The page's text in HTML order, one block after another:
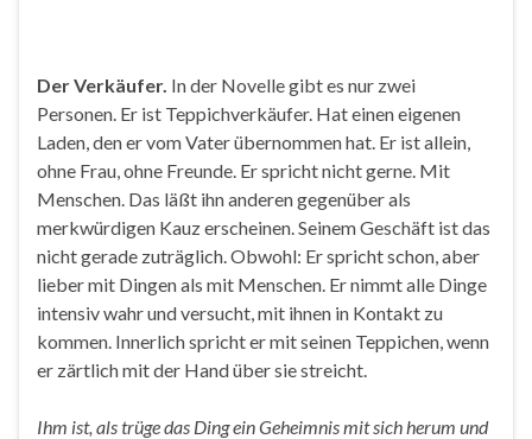
Der Verkäufer. In der Novelle gibt es nur zwei
Personen. Er ist Teppichverkäufer. Hat einen eigenen
Laden, den er vom Vater übernommen hat. Er ist allein,
ohne Frau, ohne Freunde. Er spricht nicht gerne. Mit
Menschen. Das läßt ihn anderen gegenüber als
merkwürdigen Kauz erscheinen. Seinem Geschäft ist das
nicht gerade zuträglich. Obwohl: Er spricht schon, aber
lieber mit Dingen als mit Menschen. Er nimmt alle Dinge
intensiv wahr und versucht, mit ihnen in Kontakt zu
kommen. Innerlich spricht er mit seinen Teppichen, wenn
er zärtlich mit der Hand über sie streicht.
Ihm ist, als trüge das Ding ein Geheimnis mit sich herum und